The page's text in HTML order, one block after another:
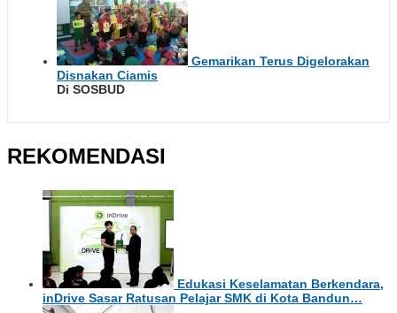
Gemarikan Terus Digelorakan
Disnakan Ciamis
Di SOSBUD
REKOMENDASI
Edukasi Keselamatan Berkendara,
inDrive Sasar Ratusan Pelajar SMK di Kota Bandun…